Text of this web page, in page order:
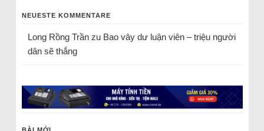
NEUESTE KOMMENTARE
Long Rồng Trầnzu Bao vây dư luận viên – triệu người
dân sẽ thắng